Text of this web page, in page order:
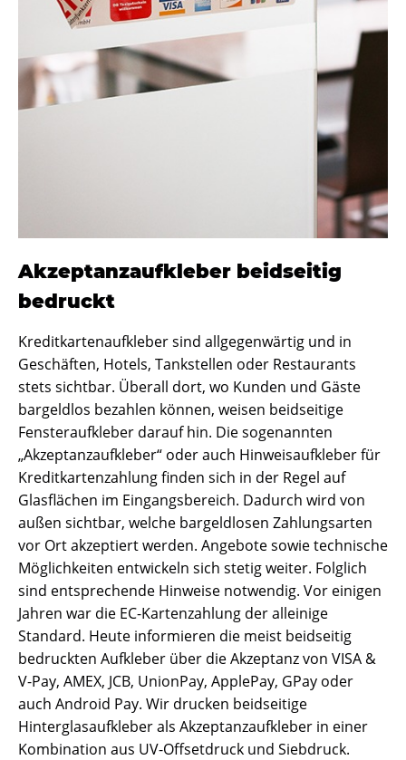
Akzeptanzaufkleber beidseitig
bedruckt
Kreditkartenaufkleber sind allgegenwärtig und in
Geschäften, Hotels, Tankstellen oder Restaurants
stets sichtbar. Überall dort, wo Kunden und Gäste
bargeldlos bezahlen können, weisen beidseitige
Fensteraufkleber darauf hin. Die sogenannten
„Akzeptanzaufkleber“ oder auch Hinweisaufkleber für
Kreditkartenzahlung finden sich in der Regel auf
Glasflächen im Eingangsbereich. Dadurch wird von
außen sichtbar, welche bargeldlosen Zahlungsarten
vor Ort akzeptiert werden. Angebote sowie technische
Möglichkeiten entwickeln sich stetig weiter. Folglich
sind entsprechende Hinweise notwendig. Vor einigen
Jahren war die EC-Kartenzahlung der alleinige
Standard. Heute informieren die meist beidseitig
bedruckten Aufkleber über die Akzeptanz von VISA &
V-Pay, AMEX, JCB, UnionPay, ApplePay, GPay oder
auch Android Pay. Wir drucken beidseitige
Hinterglasaufkleber als Akzeptanzaufkleber in einer
Kombination aus UV-Offsetdruck und Siebdruck.